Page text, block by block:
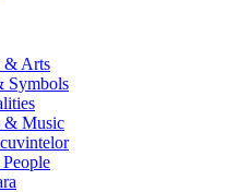
& Arts
Symbols
& Music